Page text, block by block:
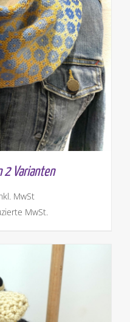
2 Varianten
MwSt
MwSt.